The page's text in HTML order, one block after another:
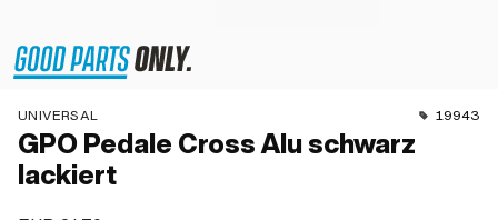
UNIVERSAL 19943
GPO Pedale Cross Alu schwarz
lackiert